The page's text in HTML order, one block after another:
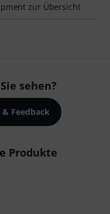
zur Übersicht
sehen?
Feedback
Produkte